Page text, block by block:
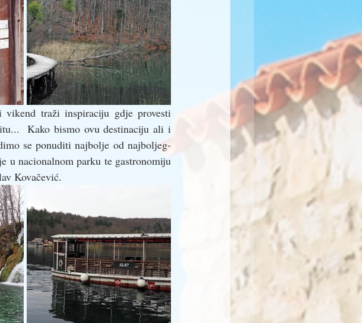
traži inspiraciju gdje provesti
Kako bismo ovu destinaciju ali i
se ponuditi najbolje od najboljeg-
u nacionalnom parku te gastronomiju
Kovačević.